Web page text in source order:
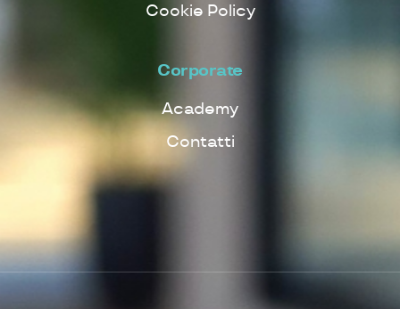
Cookie Policy
Corporate
Academy
Contatti